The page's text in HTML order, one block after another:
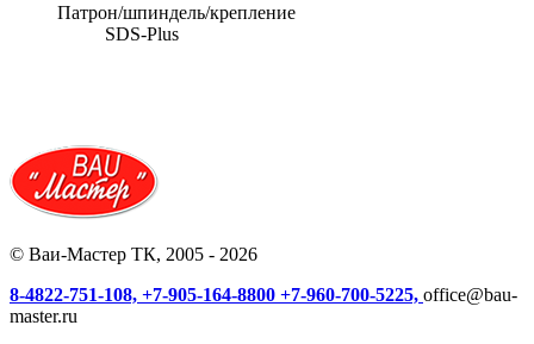
Патрон/шпиндель/крепление
SDS-Plus
© Ваи-Мастер ТК, 2005 - 2026
8-4822-751-108, +7-905-164-8800 +7-960-700-5225, office@bau-
master.ru